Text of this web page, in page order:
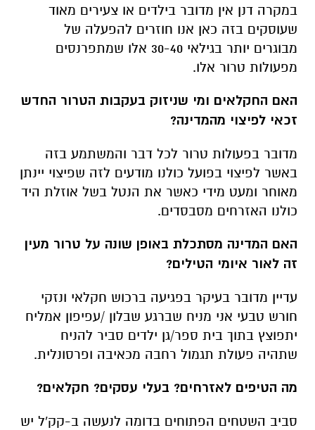
במקרה דנן אין מדובר בילדים או צעירים מאוד
שעוסקים בזה כאן אנו חוזרים להפעלה של
מבוגרים יותר בגילאי 30-40 אלו שמתפרנסים
מפעולות טרור אלו.
האם החקלאים ומי שניזוק בעקבות הטרור החדש
זכאי לפיצוי מהמדינה?
מדובר בפעולות טרור לכל דבר והמשתמע בזה
באשר לפיצוי בפועל כולנו מודעים לזה שפיצוי יינתן
מאוחר ומעט מידי כאשר את הנטל בשל אוזלת היד
כולנו האזרחים מסבסדים.
האם המדינה מסתכלת באופן שונה על טרור מעין
זה לאור איומי הטילים?
עדיין מדובר בעיקר בפגיעה ברכוש חקלאי ונזקי
חורש טבעי אני מניח שברגע שבלון /עפיפון אמליח
יתפוצץ בתוך בית ספר/גן ילדים סביר להניח
שתהיה פעולת תגמול רחבה מכאיבה ופרסונלית.
מה הטיפים לאזרחים? בעלי עסקים? חקלאים?
סביב השטחים הפתוחים בדומה לנעשה ב-קק'ל יש